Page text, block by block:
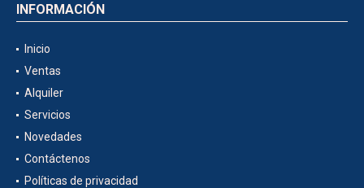
INFORMACIÓN
Inicio
Ventas
Alquiler
Servicios
Novedades
Contáctenos
Políticas de privacidad